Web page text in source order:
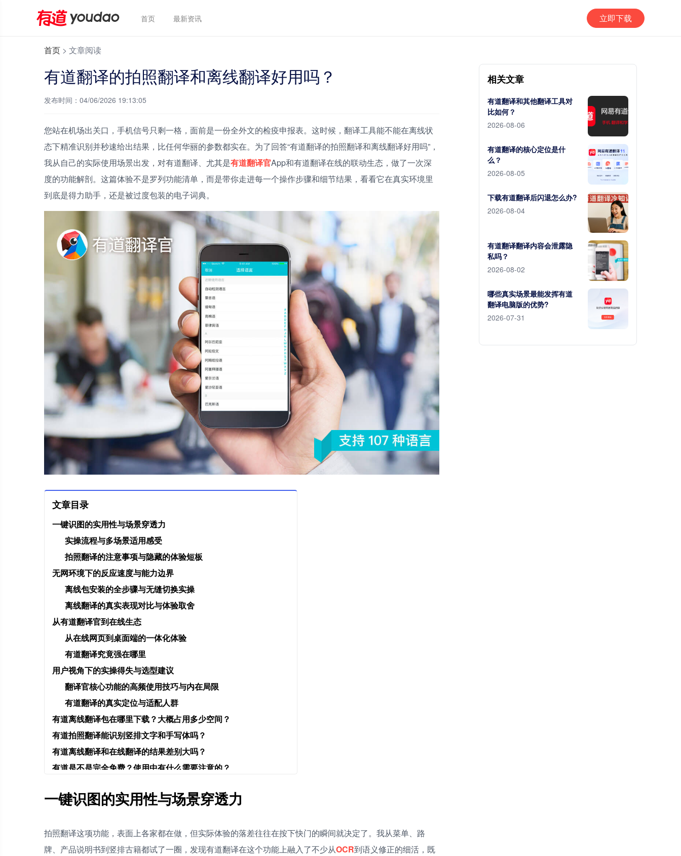
首页 最新资讯 立即下载
首页 > 文章阅读
有道翻译的拍照翻译和离线翻译好用吗？
发布时间：04/06/2026 19:13:05
您站在机场出关口，手机信号只剩一格，面前是一份全外文的检疫申报表。这时候，翻译工具能不能在离线状
态下精准识别并秒速给出结果，比任何华丽的参数都实在。为了回答“有道翻译的拍照翻译和离线翻译好用吗”，
我从自己的实际使用场景出发，对有道翻译、尤其是有道翻译官App和有道翻译在线的联动生态，做了一次深
度的功能解剖。这篇体验不是罗列功能清单，而是带你走进每一个操作步骤和细节结果，看看它在真实环境里
到底是得力助手，还是被过度包装的电子词典。
文章目录
一键识图的实用性与场景穿透力
实操流程与多场景适用感受
拍照翻译的注意事项与隐藏的体验短板
无网环境下的反应速度与能力边界
离线包安装的全步骤与无缝切换实操
离线翻译的真实表现对比与体验取舍
从有道翻译官到在线生态
从在线网页到桌面端的一体化体验
有道翻译究竟强在哪里
用户视角下的实操得失与选型建议
翻译官核心功能的高频使用技巧与内在局限
有道翻译的真实定位与适配人群
有道离线翻译包在哪里下载？大概占用多少空间？
有道拍照翻译能识别竖排文字和手写体吗？
有道离线翻译和在线翻译的结果差别大吗？
有道是不是完全免费？使用中有什么需要注意的？
一键识图的实用性与场景穿透力
拍照翻译这项功能，表面上各家都在做，但实际体验的落差往往在按下快门的瞬间就决定了。我从菜单、路
牌、产品说明书到竖排古籍都试了一圈，发现有道翻译在这个功能上融入了不少从OCR到语义修正的细活，既
相关文章
有道翻译和其他翻译工具对
比如何？
2026-08-06
有道翻译的核心定位是什
么？
2026-08-05
下载有道翻译后闪退怎么办?
2026-08-04
有道翻译翻译内容会泄露隐
私吗？
2026-08-02
哪些真实场景最能发挥有道
翻译电脑版的优势?
2026-07-31